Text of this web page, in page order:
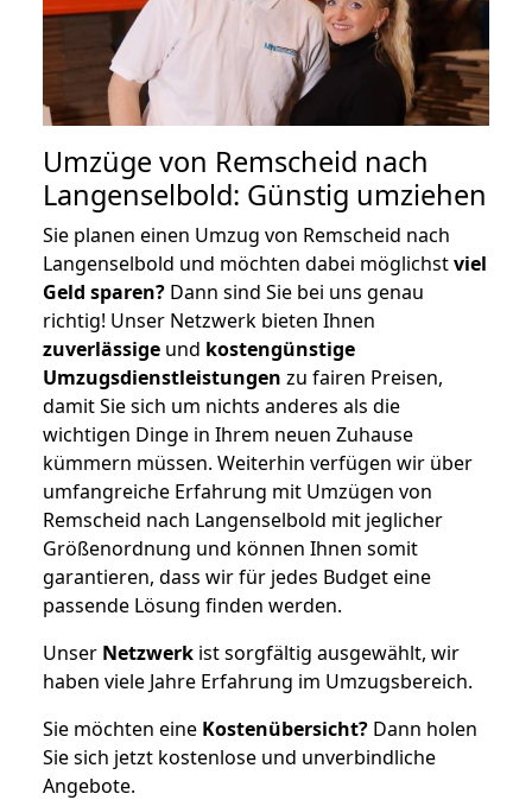
Umzüge von Remscheid nach
Langenselbold: Günstig umziehen
Sie planen einen Umzug von Remscheid nach
Langenselbold und möchten dabei möglichstviel
Geld sparen? Dann sind Sie bei uns genau
richtig! Unser Netzwerk bieten Ihnen
zuverlässige und kostengünstige
Umzugsdienstleistungen zu fairen Preisen,
damit Sie sich um nichts anderes als die
wichtigen Dinge in Ihrem neuen Zuhause
kümmern müssen. Weiterhin verfügen wir über
umfangreiche Erfahrung mit Umzügen von
Remscheid nach Langenselbold mit jeglicher
Größenordnung und können Ihnen somit
garantieren, dass wir für jedes Budget eine
passende Lösung finden werden.
Unser Netzwerk ist sorgfältig ausgewählt, wir
haben viele Jahre Erfahrung im Umzugsbereich.
Sie möchten eine Kostenübersicht? Dann holen
Sie sich jetzt kostenlose und unverbindliche
Angebote.